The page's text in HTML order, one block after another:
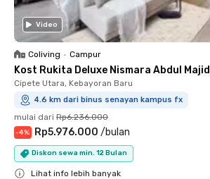
Video
Coliving • Campur
Kost Rukita Deluxe Nismara Abdul Majid
Cipete Utara, Kebayoran Baru
4.6 km dari binus senayan kampus fx
mulai dari Rp6.236.000
-4% Rp5.976.000 /bulan
Diskon sewa min. 12 Bulan
Lihat info lebih banyak